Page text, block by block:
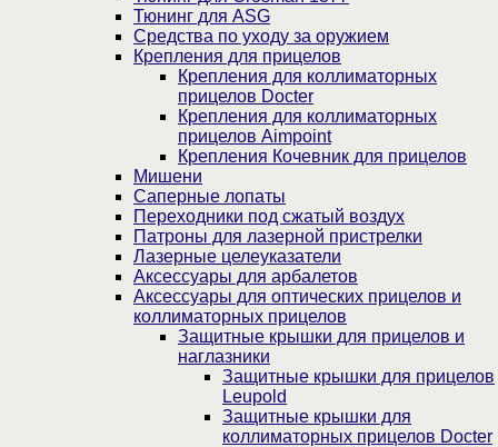
Тюнинг для ASG
Средства по уходу за оружием
Крепления для прицелов
Крепления для коллиматорных
прицелов Docter
Крепления для коллиматорных
прицелов Aimpoint
Крепления Кочевник для прицелов
Мишени
Саперные лопаты
Переходники под сжатый воздух
Патроны для лазерной пристрелки
Лазерные целеуказатели
Аксессуары для арбалетов
Аксессуары для оптических прицелов и
коллиматорных прицелов
Защитные крышки для прицелов и
наглазники
Защитные крышки для прицелов
Leupold
Защитные крышки для
коллиматорных прицелов Docter